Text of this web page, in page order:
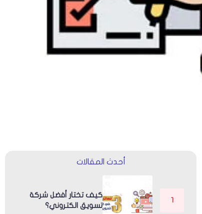
أحدث المقالات
كيف تختار أفضل شركة
تسويق الكتروني؟